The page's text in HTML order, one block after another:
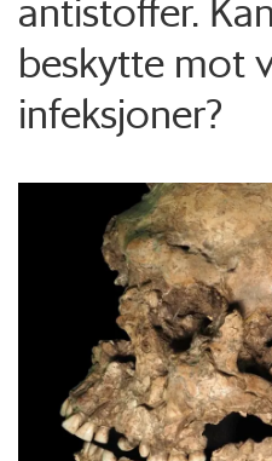
antistoffer.
beskytte mot
infeksjoner?